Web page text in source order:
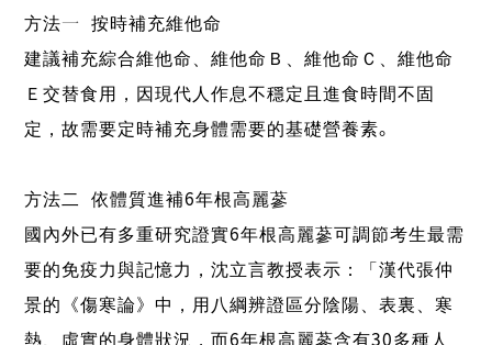
方法一-按時補充維他命
建議補充綜合維他命、維他命Ｂ、維他命Ｃ、維他命
Ｅ交替食用，因現代人作息不穩定且進食時間不固
定，故需要定時補充身體需要的基礎營養素。
方法二-依體質進補6年根高麗蔘
國內外已有多重研究證實6年根高麗蔘可調節考生最需
要的免疫力與記憶力，沈立言教授表示：「漢代張仲
景的《傷寒論》中，用八綱辨證區分陰陽、表裏、寒
熱、虛實的身體狀況，而6年根高麗蔘含有30多種人